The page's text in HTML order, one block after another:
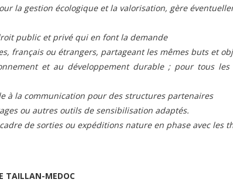
la gestion écologique et la valorisation, gère
public et privé qui en font la demande
français ou étrangers, partageant les mêmes buts et
et au développement durable ; pour tous
à la communication pour des structures partenaires
ou autres outils de sensibilisation adaptés.
de sorties ou expéditions nature en phase avec les
TAILLAN-MEDOC